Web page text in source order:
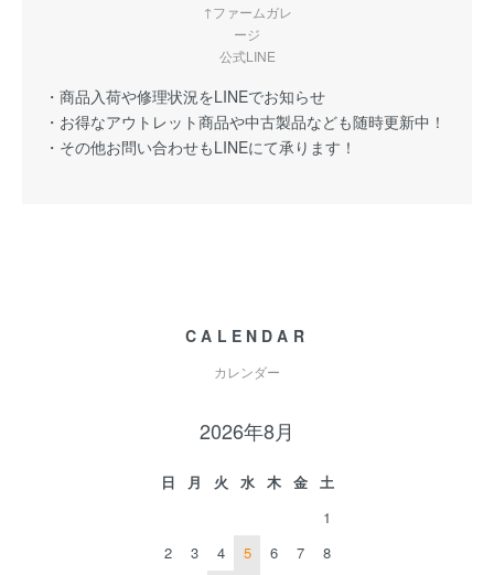
↑ファームガレ
ージ
公式LINE
・商品入荷や修理状況をLINEでお知らせ
・お得なアウトレット商品や中古製品なども随時更新中！
・その他お問い合わせもLINEにて承ります！
CALENDAR
カレンダー
2026年8月
日 月 火 水 木 金
土
1
2
3 4 5 6 7
8